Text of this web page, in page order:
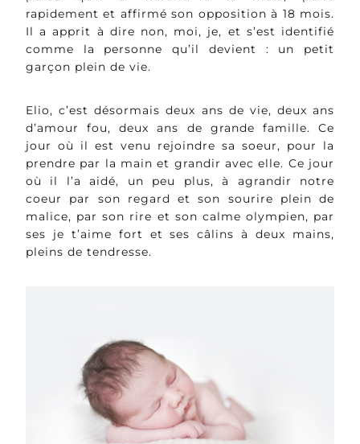
rapidement et affirmé son opposition à 18 mois.
Il a apprit à dire non, moi, je, et s’est identifié
comme la personne qu’il devient : un petit
garçon plein de vie.
Elio, c’est désormais deux ans de vie, deux ans
d’amour fou, deux ans de grande famille. Ce
jour où il est venu rejoindre sa soeur, pour la
prendre par la main et grandir avec elle. Ce jour
où il l’a aidé, un peu plus, à agrandir notre
coeur par son regard et son sourire plein de
malice, par son rire et son calme olympien, par
ses je t’aime fort et ses câlins à deux mains,
pleins de tendresse.